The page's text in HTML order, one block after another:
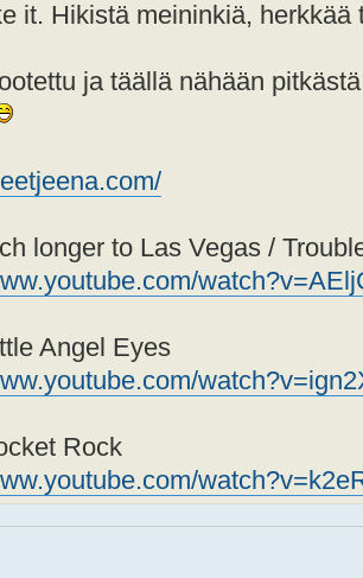
it. Hikistä meininkiä,
ja täällä nähään
longer to Las Vegas /
Angel Eyes
Rock